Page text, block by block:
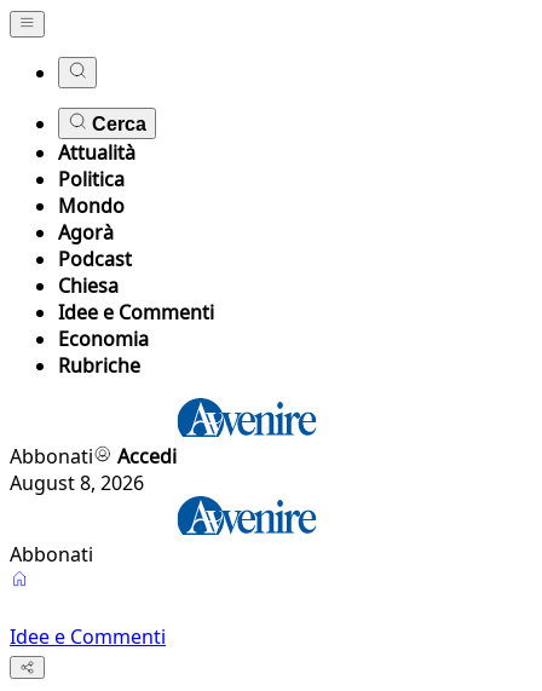
Cerca
Attualità
Politica
Mondo
Agorà
Podcast
Chiesa
Idee e Commenti
Economia
Rubriche
Abbonati
Accedi
August 8, 2026
Abbonati
Idee e Commenti